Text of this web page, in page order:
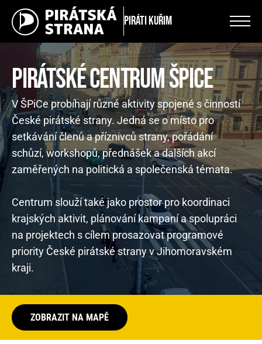
Piráti Kuřim
PIRÁTSKÉ CENTRUM ŠPICE
V ŠPiCe probíhají různé aktivity spojené s činností
České pirátské strany. Jedná se o místo pro
setkávání členů a příznivců strany, pořádání
schůzí, workshopů, přednášek a dalších akcí
zaměřených na politická a společenská témata.
Centrum slouží také jako prostor pro koordinaci
krajských aktivit, plánování kampaní a spolupráci
na projektech s cílem prosazovat programové
priority České pirátské strany v Jihomoravském
kraji.
ZOBRAZIT NA MAPĚ